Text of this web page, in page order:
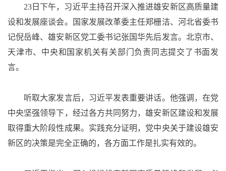
23日下午，习近平主持召开深入推进雄安新区高质量建
设和发展座谈会。国家发展改革委主任郑栅洁、河北省委书
记倪岳峰、雄安新区党工委书记张国华先后发言。北京市、
天津市、中央和国家机关有关部门负责同志提交了书面发
言。
听取大家发言后，习近平发表重要讲话。他强调，在党
中央坚强领导下，经过各方共同努力，雄安新区建设和发展
取得重大阶段性成果。实践充分证明，党中央关于建设雄安
新区的决策是完全正确的，各方面工作是扎实有效的。